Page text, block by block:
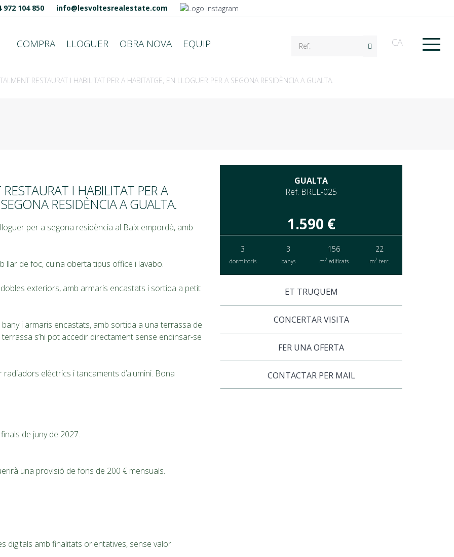
972 104 850 info@lesvoltesrealestate.com
COMPRA LLOGUER OBRA NOVA EQUIP CA
RESTAURAT I HABILITAT PER A HABITATGE, EN LLOGUER PER A SEGONA RESIDÈNCIA A GUALTA.
I HABILITAT PER A
RESIDÈNCIA A GUALTA.
per a segona residència al Baix empordà, amb
llar de foc, cuina oberta tipus office i lavabo.
exteriors, amb armaris encastats i sortida a petit
i armaris encastats, amb sortida a una terrassa de
s’hi pot accedir directament sense endinsar-se
elèctrics i tancaments d’alumini. Bona
de juny de 2027.
una provisió de fons de 200 € mensuals.
digitals amb finalitats orientatives, sense valor
GUALTA
Ref. BRLL-025
1.590 €
3
dormitoris
3
banys
156
m2 edificats
22
m2 terr.
ET TRUQUEM
CONCERTAR VISITA
FER UNA OFERTA
CONTACTAR PER MAIL